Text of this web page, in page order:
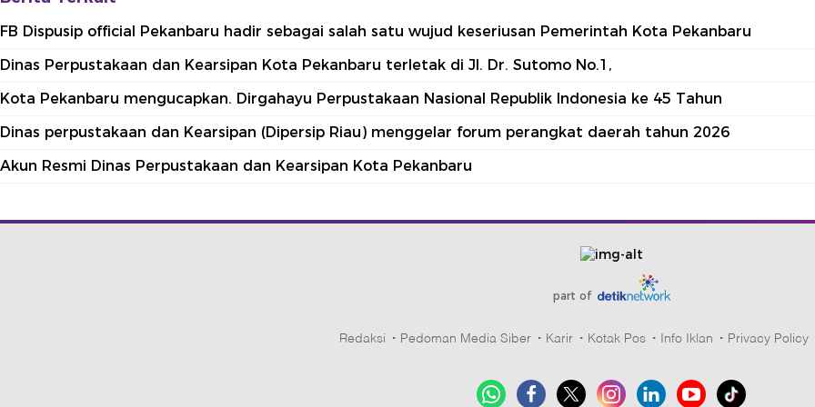
FB Dispusip official Pekanbaru hadir sebagai salah satu wujud keseriusan Pemerintah Kota Pekanbaru
Dinas Perpustakaan dan Kearsipan Kota Pekanbaru terletak di Jl. Dr. Sutomo No.1,
Kota Pekanbaru mengucapkan. Dirgahayu Perpustakaan Nasional Republik Indonesia ke 45 Tahun
Dinas perpustakaan dan Kearsipan (Dipersip Riau) menggelar forum perangkat daerah tahun 2026
Akun Resmi Dinas Perpustakaan dan Kearsipan Kota Pekanbaru
part of
Redaksi Pedoman Media Siber Karir Kotak Pos Info Iklan Privacy Policy